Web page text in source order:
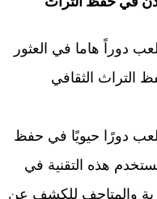
دوراً هاما في العثور
التراث الثقافي
دورًا حيويًا في حفظ
هذه التقنية في
والمتاحف للكشف عن